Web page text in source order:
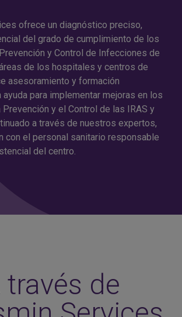
ofrece un diagnóstico preciso,
del grado de cumplimiento de los
y Control de Infecciones de
de los hospitales y centros de
asesoramiento y formación
ayuda para implementar mejoras en los
y el Control de las IRAS y
a través de nuestros expertos,
con el personal sanitario responsable
del centro.
través de